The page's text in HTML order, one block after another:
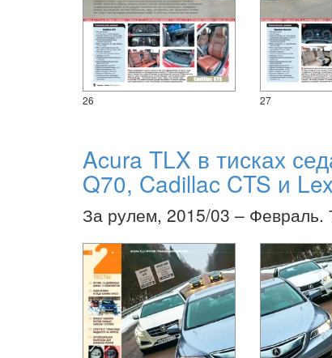
26 27
Acura TLX в тисках
Q70, Cadillac CTS и
За рулем, 2015/03 – Февраль.